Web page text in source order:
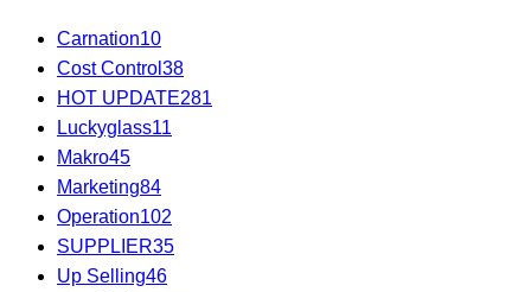
Carnation10
Cost Control 38
HOT UPDATE281
Luckyglass11
Makro45
Marketing84
Operation102
SUPPLIER35
Up Selling46